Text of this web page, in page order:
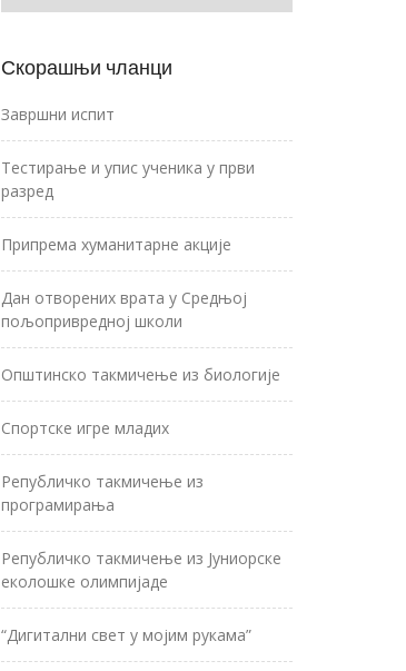
Скорашњи чланци
Завршни испит
Тестирање и упис ученика у први
разред
Припрема хуманитарне акције
Дан отворених врата у Средњој
пољопривредној школи
Општинско такмичење из биологије
Спортске игре младих
Републичко такмичење из
програмирања
Републичко такмичење из Јуниорске
еколошке олимпијаде
“Дигитални свет у мојим рукама”